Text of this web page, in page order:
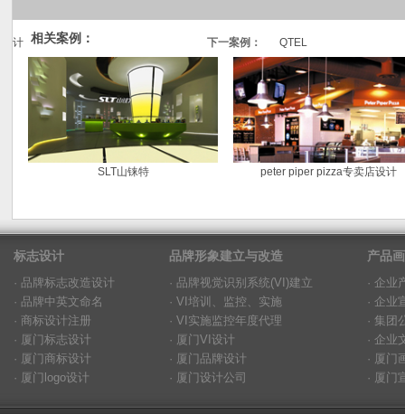
计 下一案例： QTEL
相关案例：
SLT山铼特 peter piper pizza专卖店设计
标志设计
· 品牌标志改造设计
· 品牌中英文命名
· 商标设计注册
· 厦门标志设计
· 厦门商标设计
· 厦门logo设计
品牌形象建立与改造
· 品牌视觉识别系统(VI)建立
· VI培训、监控、实施
· VI实施监控年度代理
· 厦门VI设计
· 厦门品牌设计
· 厦门设计公司
产品
· 企业
· 企业
· 集团
· 企业
· 厦门
· 厦门